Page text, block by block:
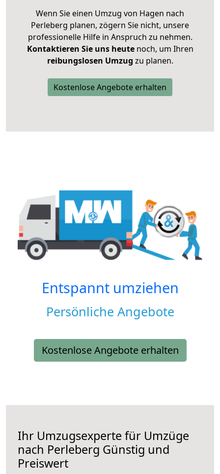
Wenn Sie einen Umzug von Hagen nach
Perleberg planen, zögern Sie nicht, unsere
professionelle Hilfe in Anspruch zu nehmen.
Kontaktieren Sie uns heutenoch, um Ihren
reibungslosen Umzug zu planen.
Kostenlose Angebote erhalten
Entspannt umziehen
Persönliche Angebote
Kostenlose Angebote erhalten
Ihr Umzugsexperte für Umzüge
nach Perleberg Günstig und
Preiswert